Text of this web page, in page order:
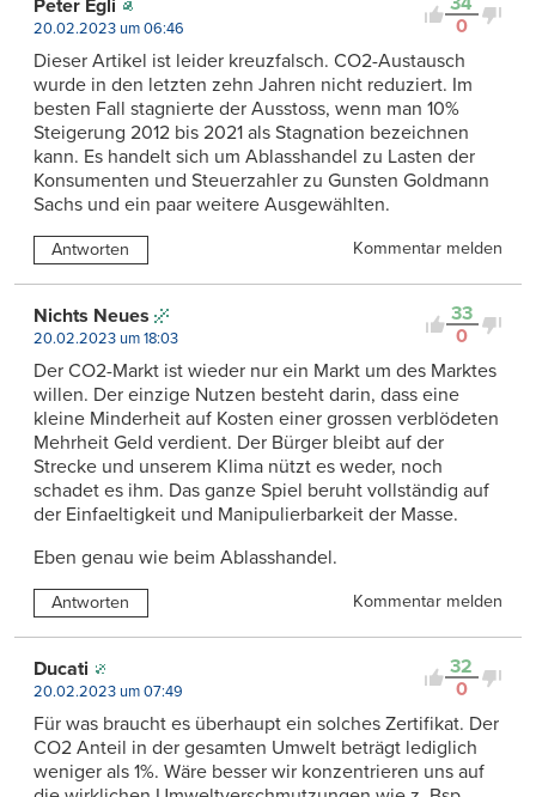
0
Peter Egli
20.02.2023 um 06:46
Dieser Artikel ist leider kreuzfalsch. CO2-Austausch
wurde in den letzten zehn Jahren nicht reduziert. Im
besten Fall stagnierte der Ausstoss, wenn man 10%
Steigerung 2012 bis 2021 als Stagnation bezeichnen
kann. Es handelt sich um Ablasshandel zu Lasten der
Konsumenten und Steuerzahler zu Gunsten Goldmann
Sachs und ein paar weitere Ausgewählten.
Antworten Kommentar melden
33
0
Nichts Neues
20.02.2023 um 18:03
Der CO2-Markt ist wieder nur ein Markt um des Marktes
willen. Der einzige Nutzen besteht darin, dass eine
kleine Minderheit auf Kosten einer grossen verblödeten
Mehrheit Geld verdient. Der Bürger bleibt auf der
Strecke und unserem Klima nützt es weder, noch
schadet es ihm. Das ganze Spiel beruht vollständig auf
der Einfaeltigkeit und Manipulierbarkeit der Masse.
Eben genau wie beim Ablasshandel.
Antworten Kommentar melden
32
0
Ducati
20.02.2023 um 07:49
Für was braucht es überhaupt ein solches Zertifikat. Der
CO2 Anteil in der gesamten Umwelt beträgt lediglich
weniger als 1%. Wäre besser wir konzentrieren uns auf